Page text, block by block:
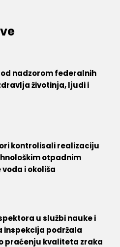
nadzorom federalnih
životinja, ljudi i
kontrolisali realizaciju
otpadnim
i okoliša
u službi nauke i
inspekcija podržala
praćenju kvaliteta zraka